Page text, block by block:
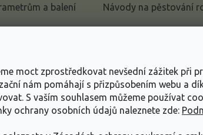
moct zprostředkovat nevšední zážitek při
nám pomáhají s přizpůsobením webu a
S vaším souhlasem můžeme používat
ochrany osobních údajů naleznete zde:
a balení
osobních
Návody na pěstování